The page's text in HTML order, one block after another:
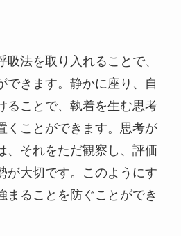
法を取り入れることで、
できます。静かに座り、自
ることで、執着を生む思考
くことができます。思考が
、それをただ観察し、評価
が大切です。このようにす
まることを防ぐことができ